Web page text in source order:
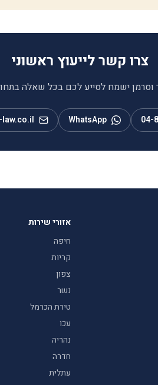
צרו קשר לייעוץ ראשוני
וסרמן ישמח לסייע לכם בכל שאלה
04-
WhatsApp
אזורי שירות
חיפה
קריות
צפון
נשר
טירת הכרמל
עכו
נהריה
חדרה
עתלית